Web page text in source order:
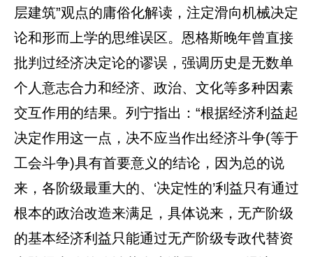
层建筑”观点的庸俗化解读，注定滑向机械决定
论和形而上学的思维误区。恩格斯晚年曾直接
批判过经济决定论的谬误，强调历史是无数单
个人意志合力和经济、政治、文化等多种因素
交互作用的结果。列宁指出：“根据经济利益起
决定作用这一点，决不应当作出经济斗争(等于
工会斗争)具有首要意义的结论，因为总的说
来，各阶级最重大的、‘决定性的’利益只有通过
根本的政治改造来满足，具体说来，无产阶级
的基本经济利益只能通过无产阶级专政代替资